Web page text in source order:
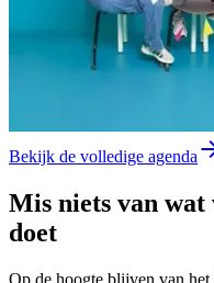
Bekijk de volledige agenda
Mis niets van wat
doet
Op de hoogte blijven van het